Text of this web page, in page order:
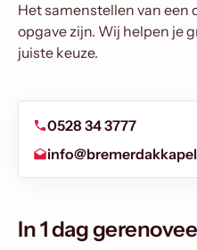
Het samenstellen van een
opgave zijn. Wij helpen je
juiste keuze.
0528 34 3777
In 1 dag